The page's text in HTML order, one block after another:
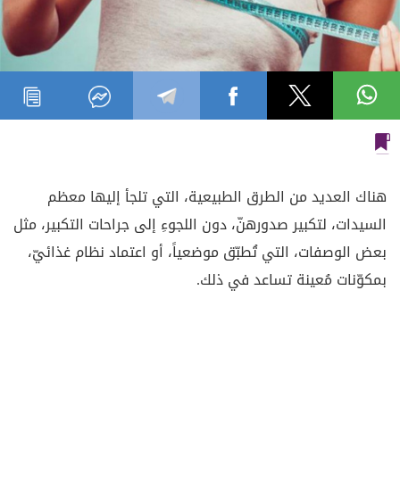
هناك العديد من الطرق الطبيعية، التي تلجأ إليها معظم
السيدات، لتكبير صدورهنّ، دون اللجوءِ إلى جراحات التكبير، مثل
بعض الوصفات، التي تُطبّق موضعياً، أو اعتماد نظام غذائيّ،
بمكوّنات مُعينة تساعد في ذلك.